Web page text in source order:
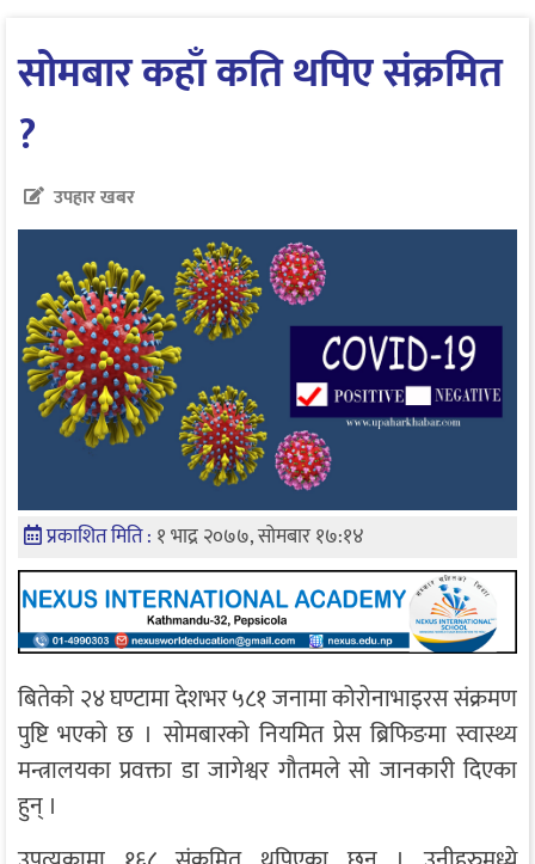
सोमबार कहाँ कति थपिए संक्रमित
?
उपहार खबर
प्रकाशित मिति : १ भाद्र २०७७, सोमबार १७:१४
बितेको २४ घण्टामा देशभर ५८१ जनामा कोरोनाभाइरस संक्रमण
पुष्टि भएको छ । सोमबारको नियमित प्रेस ब्रिफिङमा स्वास्थ्य
मन्त्रालयका प्रवक्ता डा जागेश्वर गौतमले सो जानकारी दिएका
हुन् ।